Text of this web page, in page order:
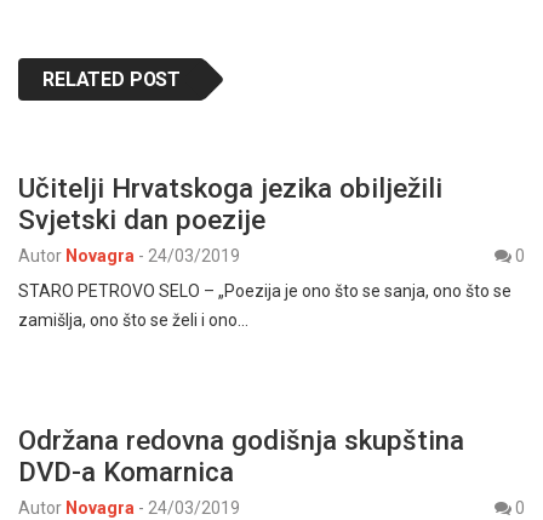
RELATED POST
Učitelji Hrvatskoga jezika obilježili
Svjetski dan poezije
Autor Novagra - 24/03/2019
0
STARO PETROVO SELO – „Poezija je ono što se sanja, ono što se
zamišlja, ono što se želi i ono…
Održana redovna godišnja skupština
DVD-a Komarnica
Autor Novagra - 24/03/2019
0